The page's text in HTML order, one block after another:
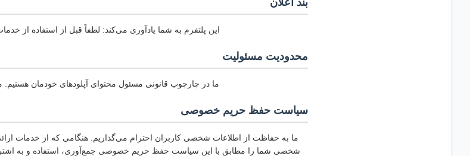
بند اعلان
این پلتفرم به شما یادآوری می‌کند: لطفاً قبل از استفاده از
محدودیت مسئولیت
ما در چارچوب قانونی مسئول محتوای آپلودهای خودمان هستیم.
سیاست حفظ حریم خصوصی
ما به حفاظت از اطلاعات شخصی کاربران احترام می‌گذاریم. هنگامی که از خدمات
شخصی شما را مطابق با این سیاست حفظ حریم خصوصی جمع‌آوری، استفاده و به